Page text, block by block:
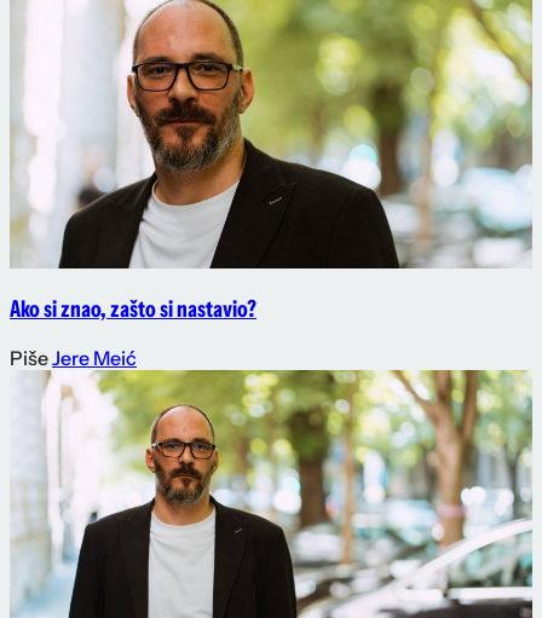
Ako si znao, zašto si nastavio?
PišeJere Meić